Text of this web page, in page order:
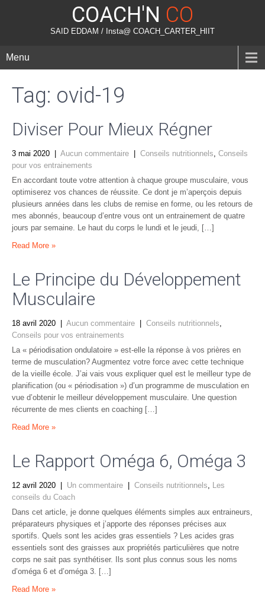
COACH'N CO
SAID EDDAM / Insta@ COACH_CARTER_HIIT
Menu
Tag: ovid-19
Diviser Pour Mieux Régner
3 mai 2020 Aucun commentaire Conseils nutritionnels, Conseils
pour vos entrainements
En accordant toute votre attention à chaque groupe musculaire, vous
optimiserez vos chances de réussite. Ce dont je m’aperçois depuis
plusieurs années dans les clubs de remise en forme, ou les retours de
mes abonnés, beaucoup d’entre vous ont un entrainement de quatre
jours par semaine. Le haut du corps le lundi et le jeudi, […]
Read More »
Le Principe du Développement
Musculaire
18 avril 2020 Aucun commentaire Conseils nutritionnels,
Conseils pour vos entrainements
La « périodisation ondulatoire » est-elle la réponse à vos prières en
terme de musculation? Augmentez votre force avec cette technique
de la vieille école. J’ai vais vous expliquer quel est le meilleur type de
planification (ou « périodisation ») d’un programme de musculation en
vue d’obtenir le meilleur développement musculaire. Une question
récurrente de mes clients en coaching […]
Read More »
Le Rapport Oméga 6, Oméga 3
12 avril 2020 Un commentaire Conseils nutritionnels, Les
conseils du Coach
Dans cet article, je donne quelques éléments simples aux entraineurs,
préparateurs physiques et j’apporte des réponses précises aux
sportifs. Quels sont les acides gras essentiels ? Les acides gras
essentiels sont des graisses aux propriétés particulières que notre
corps ne sait pas synthétiser. Ils sont plus connus sous les noms
d’oméga 6 et d’oméga 3. […]
Read More »